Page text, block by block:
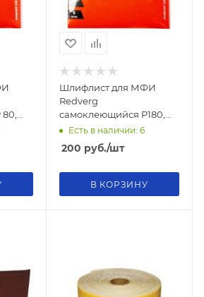
Шлифлист для МФИ
Redverg
самоклеющийся Р180,
93мм (5шт)
Есть в наличии: 6
200 руб./шт
В КОРЗИНУ